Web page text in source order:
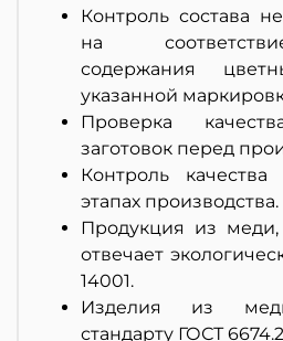
Контроль состава
на
содержания
указанной
Проверка
заготовок перед
Контроль
этапах производства.
Продукция из
отвечает
14001.
Изделия из меди
стандарту ГОСТ